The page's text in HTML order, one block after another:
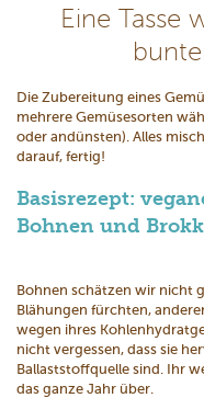
Eine Tasse
Die Zubereitung eines
mehrere Gemüsesorten
oder andünsten). Alles
darauf, fertig!
Basisrezept:
Bohnen und
Bohnen schätzen wir nicht
Blähungen fürchten,
wegen ihres
nicht vergessen, dass sie
Ballaststoffquelle sind. Ihr
das ganze Jahr über.